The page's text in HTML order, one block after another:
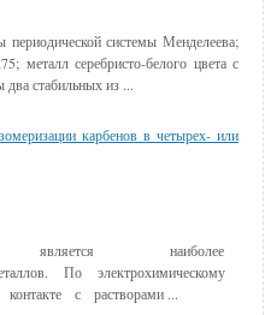
системы Менделеева;
металл серебристо-белого цвета с
стабильных из ...
карбенов в четырех- или
является наиболее
По электрохимическому
с растворами ...